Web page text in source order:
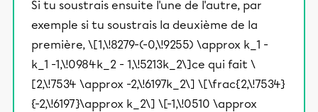
Si tu soustrais ensuite l'une de l'autre, par
exemple si tu soustrais la deuxième de la
première, \[1,\!8279-(-0,\!9255) \approx k_1 -
k_1 -1,\!0984k_2 - 1,\!5213k_2\]ce qui fait \
[2,\!7534 \approx -2,\!6197k_2\] \[\frac{2,\!7534}
{-2,\!6197}\approx k_2\] \[-1,\!0510 \approx